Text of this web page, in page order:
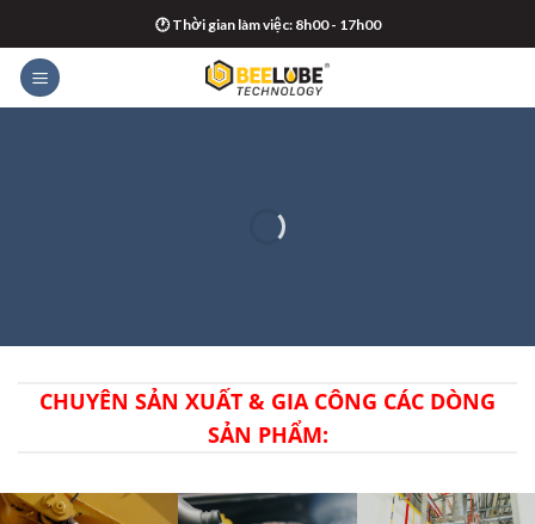
to
content
🕐 Thời gian làm việc: 8h00 - 17h00
BEELUBE VIỆT NAM
CHUYÊN SẢN XUẤT & GIA CÔNG CÁC DÒNG
SẢN PHẨM: